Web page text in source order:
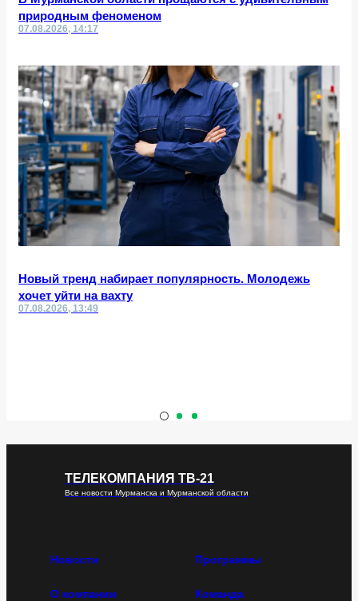
природным феноменом
07.08.2026, 14:17
Новый тренд набирает популярность. Молодежь
хочет уйти на вахту
07.08.2026, 13:49
ТЕЛЕКОМПАНИЯ ТВ-21
Все новости Мурманска и Мурманской области
Новости Программы
О компании Команда